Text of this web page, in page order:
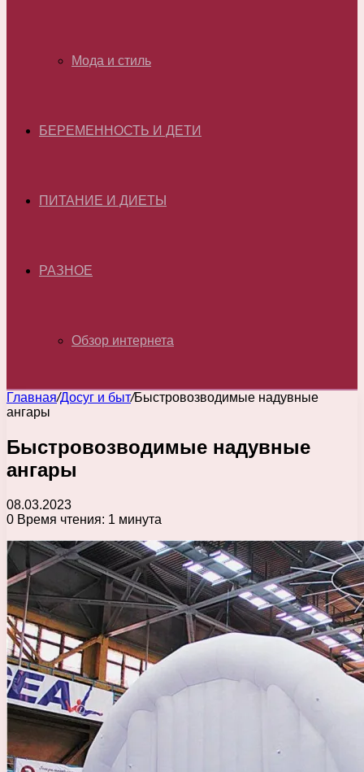
Мода и стиль
БЕРЕМЕННОСТЬ И ДЕТИ
ПИТАНИЕ И ДИЕТЫ
РАЗНОЕ
Обзор интернета
Главная/Досуг и быт/Быстровозводимые надувные
ангары
Быстровозводимые надувные
ангары
08.03.2023
0 Время чтения: 1 минута